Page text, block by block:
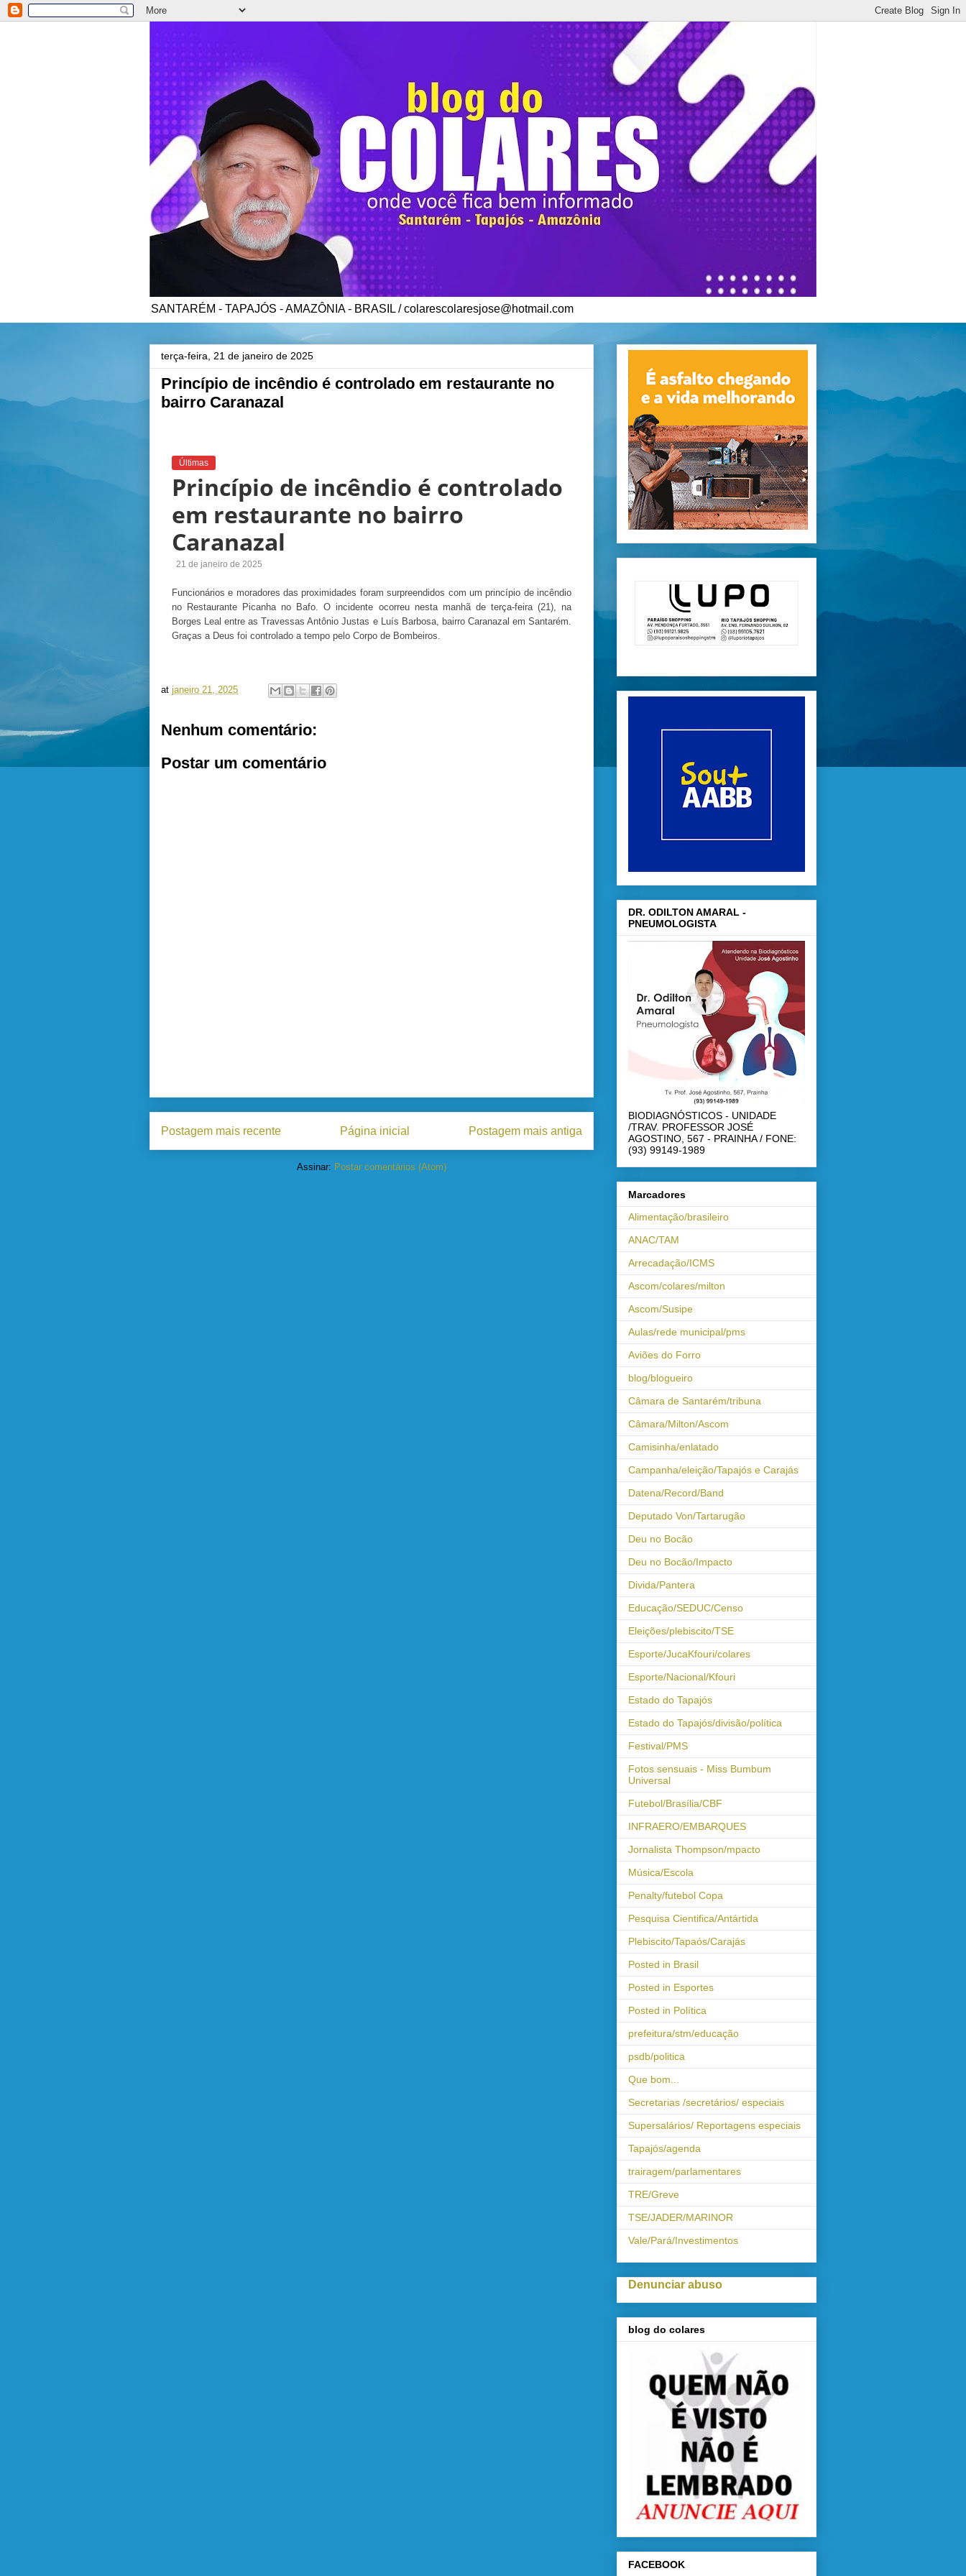
SANTARÉM - TAPAJÓS - AMAZÔNIA - BRASIL / colarescolaresjose@hotmail.com
terça-feira, 21 de janeiro de 2025
Princípio de incêndio é controlado em restaurante no
bairro Caranazal
Últimas
Princípio de incêndio é controlado
em restaurante no bairro
Caranazal
21 de janeiro de 2025
Funcionários e moradores das proximidades foram surpreendidos com um princípio de incêndio
no Restaurante Picanha no Bafo. O incidente ocorreu nesta manhã de terça-feira (21), na
Borges Leal entre as Travessas Antônio Justas e Luís Barbosa, bairro Caranazal em Santarém.
Graças a Deus foi controlado a tempo pelo Corpo de Bombeiros.
at janeiro 21, 2025
Nenhum comentário:
Postar um comentário
Postagem mais recente Postagem mais antiga
Página inicial
Assinar: Postar comentários (Atom)
DR. ODILTON AMARAL -
PNEUMOLOGISTA
BIODIAGNÓSTICOS - UNIDADE
/TRAV. PROFESSOR JOSÉ
AGOSTINO, 567 - PRAINHA / FONE:
(93) 99149-1989
Marcadores
Alimentação/brasileiro
ANAC/TAM
Arrecadação/ICMS
Ascom/colares/milton
Ascom/Susipe
Aulas/rede municipal/pms
Aviões do Forro
blog/blogueiro
Câmara de Santarém/tribuna
Câmara/Milton/Ascom
Camisinha/enlatado
Campanha/eleição/Tapajós e Carajás
Datena/Record/Band
Deputado Von/Tartarugão
Deu no Bocão
Deu no Bocão/Impacto
Divida/Pantera
Educação/SEDUC/Censo
Eleições/plebiscito/TSE
Esporte/JucaKfouri/colares
Esporte/Nacional/Kfouri
Estado do Tapajós
Estado do Tapajós/divisão/política
Festival/PMS
Fotos sensuais - Miss Bumbum
Universal
Futebol/Brasília/CBF
INFRAERO/EMBARQUES
Jornalista Thompson/mpacto
Música/Escola
Penalty/futebol Copa
Pesquisa Cientifica/Antártida
Plebiscito/Tapaós/Carajás
Posted in Brasil
Posted in Esportes
Posted in Política
prefeitura/stm/educação
psdb/politica
Que bom...
Secretarias /secretários/ especiais
Supersalários/ Reportagens especiais
Tapajós/agenda
trairagem/parlamentares
TRE/Greve
TSE/JADER/MARINOR
Vale/Pará/Investimentos
Denunciar abuso
blog do colares
FACEBOOK